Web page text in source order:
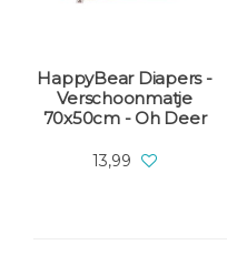
HappyBear Diapers -
Verschoonmatje
70x50cm - Oh Deer
13,99